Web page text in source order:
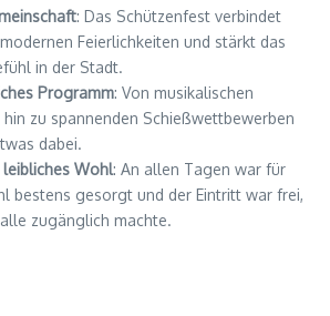
: Das Schützenfest verbindet
Feierlichkeiten und stärkt das
in der Stadt.
Programm: Von musikalischen
zu spannenden Schießwettbewerben
dabei.
leibliches Wohl: An allen Tagen war für
bestens gesorgt und der Eintritt war frei,
zugänglich machte.